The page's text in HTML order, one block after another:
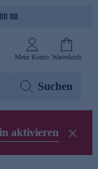
88
Mein Konto Warenkorb
Suchen
aktivieren